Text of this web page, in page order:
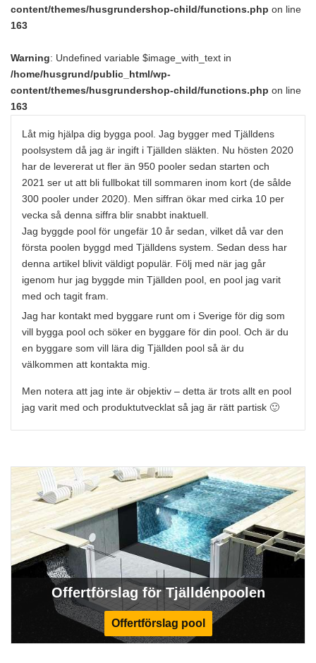
content/themes/husgrundershop-child/functions.php on line
163
Warning: Undefined variable $image_with_text in
/home/husgrund/public_html/wp-
content/themes/husgrundershop-child/functions.php on line
163
Låt mig hjälpa dig bygga pool. Jag bygger med Tjälldens
poolsystem då jag är ingift i Tjällden släkten. Nu hösten 2020
har de levererat ut fler än 950 pooler sedan starten och
2021 ser ut att bli fullbokat till sommaren inom kort (de sålde
300 pooler under 2020). Men siffran ökar med cirka 10 per
vecka så denna siffra blir snabbt inaktuell.
Jag byggde pool för ungefär 10 år sedan, vilket då var den
första poolen byggd med Tjälldens system. Sedan dess har
denna artikel blivit väldigt populär. Följ med när jag går
igenom hur jag byggde min Tjällden pool, en pool jag varit
med och tagit fram.
Jag har kontakt med byggare runt om i Sverige för dig som
vill bygga pool och söker en byggare för din pool. Och är du
en byggare som vill lära dig Tjällden pool så är du
välkommen att kontakta mig.
Men notera att jag inte är objektiv – detta är trots allt en pool
jag varit med och produktutvecklat så jag är rätt partisk 🙂
Offertförslag för Tjälldénpoolen
Offertförslag pool